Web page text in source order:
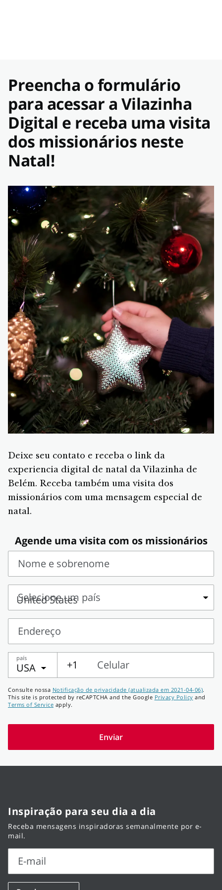
Preencha o formulário
para acessar a Vilazinha
Digital e receba uma visita
dos missionários neste
Natal!
Deixe seu contato e receba o link da
experiencia digital de natal da Vilazinha de
Belém. Receba também uma visita dos
missionários com uma mensagem especial de
natal.
Agende uma visita com os missionários
Nome e sobrenome
Nome
sobrenome
Selecione um país
Selecione
um
país
Endereço
Endereço
país
USA +1
Celular
Celular
Consulte nossa Notificação de privacidade (atualizada em 2021-04-06).
This site is protected by reCAPTCHA and the Google Privacy Policy and
Terms of Service apply.
Enviar
Inspiração para seu dia a dia
Receba mensagens inspiradoras semanalmente por e-
mail.
E-mail
E-